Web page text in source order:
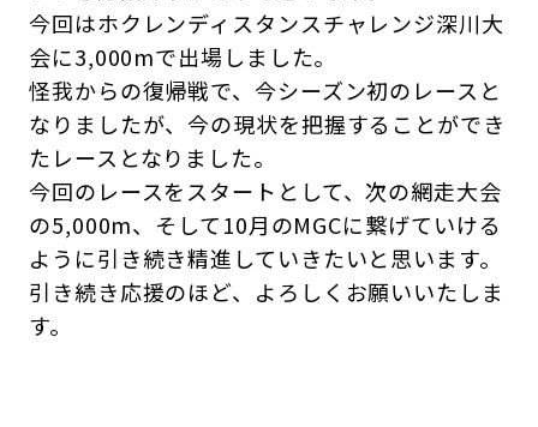
今回はホクレンディスタンスチャレンジ深川大
会に3,000mで出場しました。
怪我からの復帰戦で、今シーズン初のレースと
なりましたが、今の現状を把握することができ
たレースとなりました。
今回のレースをスタートとして、次の網走大会
の5,000m、そして10月のMGCに繋げていける
ように引き続き精進していきたいと思います。
引き続き応援のほど、よろしくお願いいたしま
す。